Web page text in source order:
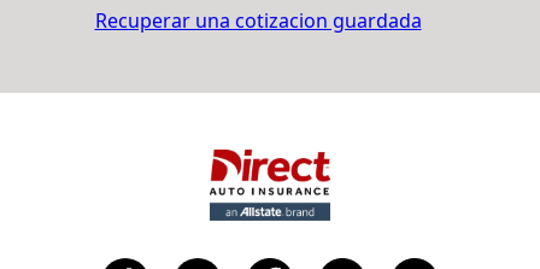
Recuperar una cotizacion guardada